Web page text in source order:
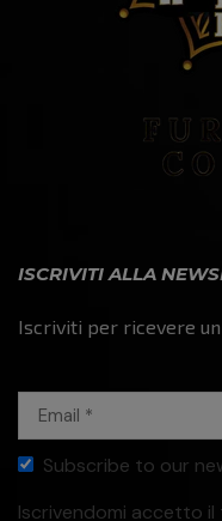
ISCRIVITI ALLA
Iscriviti per ricevere un
Subscribe to our
Iscrivendomi accetto